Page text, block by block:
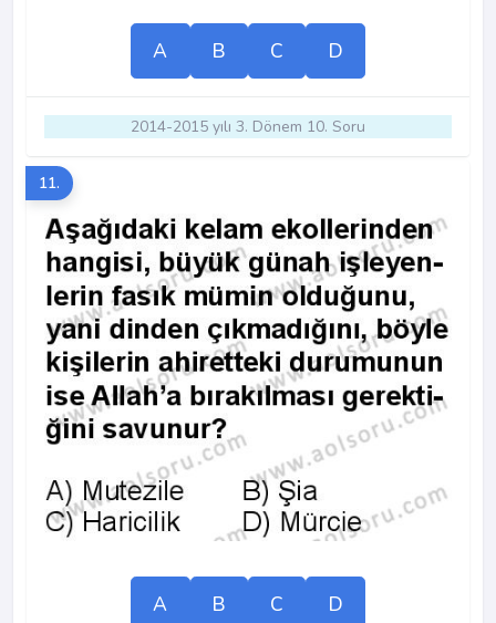
A B C D
2014-2015 yılı 3. Dönem 10. Soru
11.
A B C D